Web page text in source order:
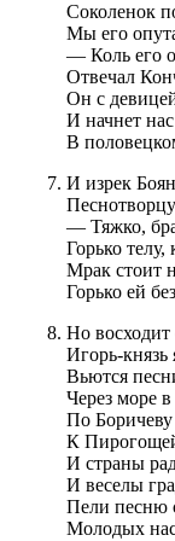
Соколенок
Мы его
— Коль его
Отвечал
Он с
И начнет
В
И изрек
— Тяжко,
Горько
Мрак стоит
Горько ей
Но
Игорь-князь
Вьются
Через море
По Боричеву
К
И страны
И веселы
Пели песню
Молодых